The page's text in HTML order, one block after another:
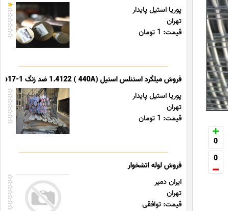
0
0
پوریا استیل پایدار
تهران
قیمت: 1 تومان
فروش میلگرد استنلس استیل (440A ) 1.4122 ضد زنگ X39CrMo17-1
پوریا استیل پایدار
تهران
قیمت: 1 تومان
فروش لوله اتشخوار
ایران دمیر
تهران
قیمت: توافقی